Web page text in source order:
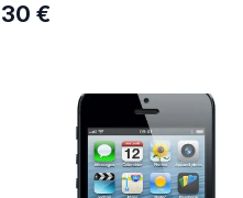
30 €